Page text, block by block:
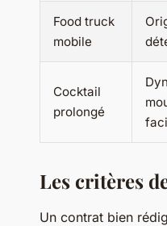
Food truck
mobile
Cocktail
prolongé
Les critères
Un contrat bien